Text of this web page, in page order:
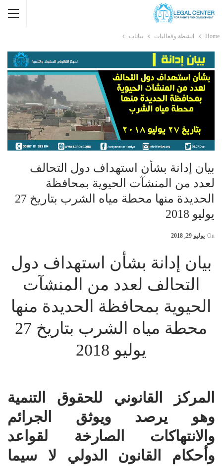
Home انشطة وفعاليات بيانات
بيان إدانة بشأن استهداف دول التحالف
لعدد من المنشآت الحيوية بمحافظة
الحديدة منها محطة مياه الشرب بتاريخ 27
يوليو 2018
On يوليو 29, 2018
بيان إدانة بشأن استهداف دول
التحالف لعدد من المنشآت
الحيوية بمحافظة الحديدة منها
محطة مياه الشرب بتاريخ 27
يوليو 2018
المركز القانوني للحقوق التنمية
وهو يرصد ويوثق الجرائم
والانتهاكات الصارخة لقواعد
وأحكام القانون الدولي لا سيما